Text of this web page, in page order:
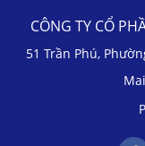
CÔNG TY CỔ
51 Trần Phú,